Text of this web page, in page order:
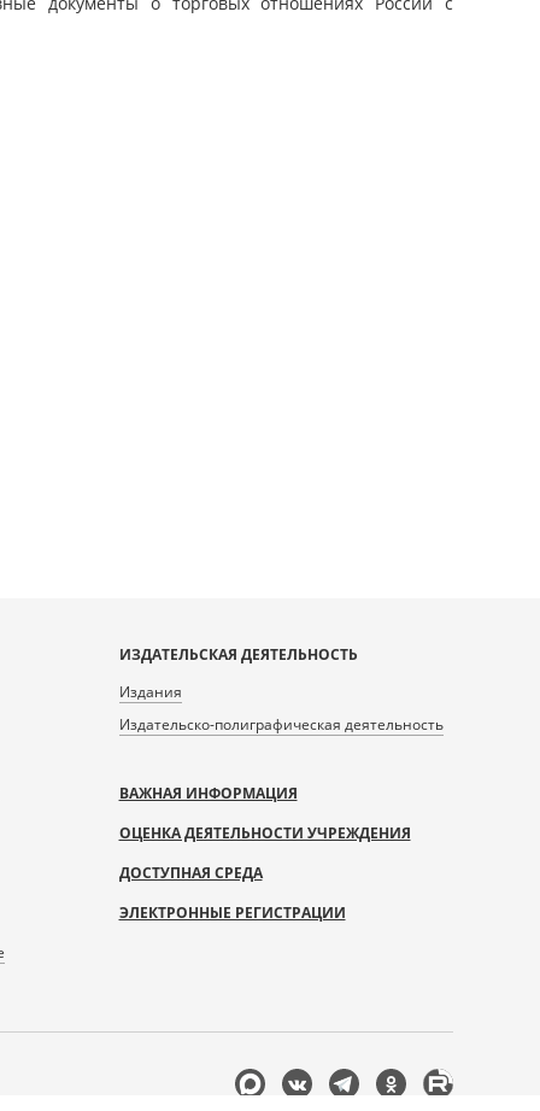
ИЗДАТЕЛЬСКАЯ ДЕЯТЕЛЬНОСТЬ
Издания
Издательско-полиграфическая деятельность
ВАЖНАЯ ИНФОРМАЦИЯ
ОЦЕНКА ДЕЯТЕЛЬНОСТИ УЧРЕЖДЕНИЯ
ДОСТУПНАЯ СРЕДА
ЭЛЕКТРОННЫЕ РЕГИСТРАЦИИ